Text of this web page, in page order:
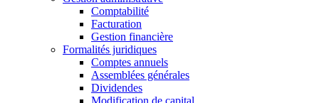
Comptabilité
Facturation
Gestion financière
Formalités juridiques
Comptes annuels
Assemblées générales
Dividendes
Modification de capital